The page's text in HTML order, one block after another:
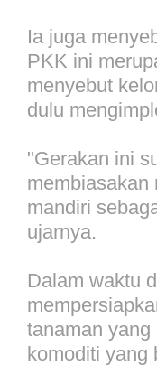
Ia juga
PKK ini
menyebut
dulu
"Gerakan ini
membiasakan
mandiri
ujarnya.
Dalam waktu
tanaman
komoditi yang